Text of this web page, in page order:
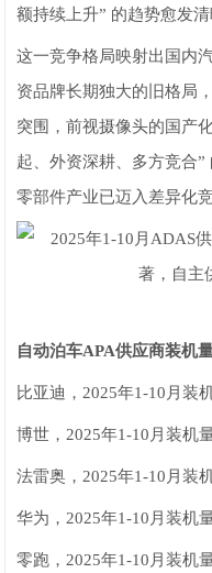
额持续上升” 的趋势愈发清
这一竞争格局映射出国内
资品牌长期独大的旧格局
突围，前视摄像头的国产
起、外资深耕、多方竞合
零部件产业已迈入差异化
自动泊车APA供应商装机
比亚迪，2025年1-10月装
博世，2025年1-10月装机
法雷奥，2025年1-10月装
华为，2025年1-10月装机
零跑，2025年1-10月装机